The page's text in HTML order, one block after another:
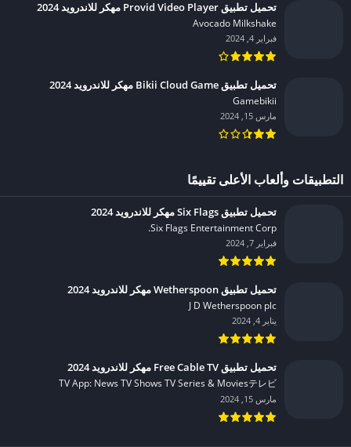
تحميل تطبيق Provid Video Player مهكر للاندرويد 2024
Avocado Milkshake‏
فبراير 4, 2024
تحميل تطبيق Bikii Cloud Game مهكر للاندرويد 2024
Gamebikii‏
مارس 15, 2024
التطبيقات وألعاب الأعلى تقييمًا
تحميل تطبيق Six Flags مهكر للاندرويد 2024
Six Flags Entertainment Corp.‏
فبراير 7, 2024
تحميل تطبيق Wetherspoon مهكر للاندرويد 2024
J D Wetherspoon plc‏
يناير 4, 2024
تحميل تطبيق Free Cable TV مهكر للاندرويد 2024
TV App: News TV Shows TV Series & Moviesテレビ‏
مارس 15, 2024